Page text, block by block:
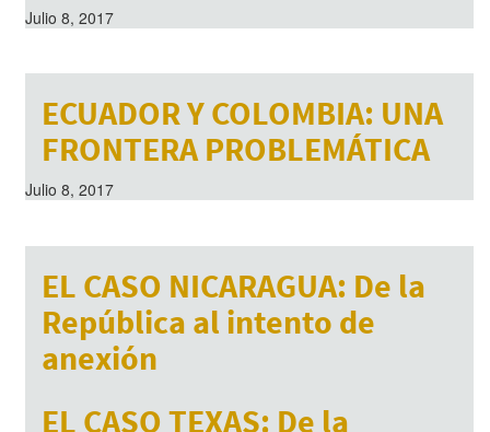
Julio 8, 2017
ECUADOR Y COLOMBIA: UNA
FRONTERA PROBLEMÁTICA
Julio 8, 2017
EL CASO NICARAGUA: De la
República al intento de
anexión
EL CASO TEXAS: De la